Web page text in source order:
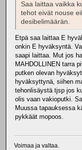
Saa laittaa vaikka
tehot eivät nouse
desibelimäärän.
Etpä saa laittaa E
onkin E hyväksyntä.
saapi laittaa. Mut jos
MAHDOLLINEN tarra
putken olevan
hyväksyttynä, siihen
tehonlisäystä tjsp jos
olis vaan vakioputki.
Muussa tapauksessa
pykkäät mopoos.
Voimaa ja valtaa.